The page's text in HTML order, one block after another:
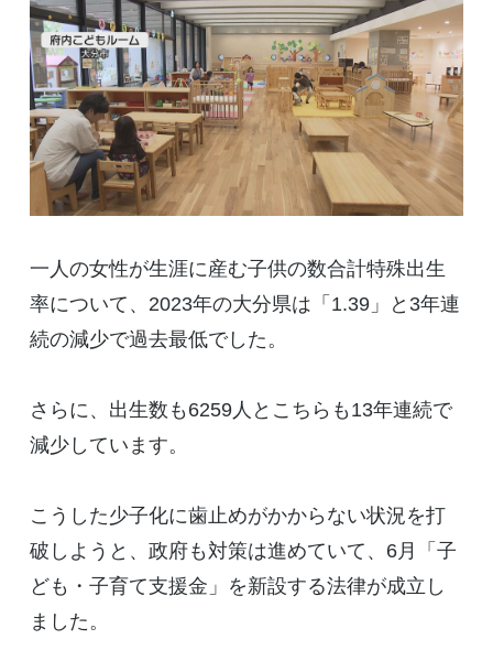
一人の女性が生涯に産む子供の数合計特殊出生
率について、2023年の大分県は「1.39」と3年連
続の減少で過去最低でした。
さらに、出生数も6259人とこちらも13年連続で
減少しています。
こうした少子化に歯止めがかからない状況を打
破しようと、政府も対策は進めていて、6月「子
ども・子育て支援金」を新設する法律が成立し
ました。